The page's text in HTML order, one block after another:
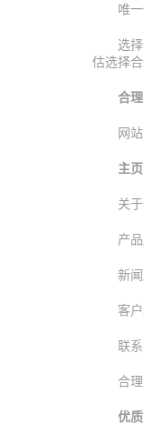
唯
选
估选择合
合
网
主
关
产
新
客
联
合
优